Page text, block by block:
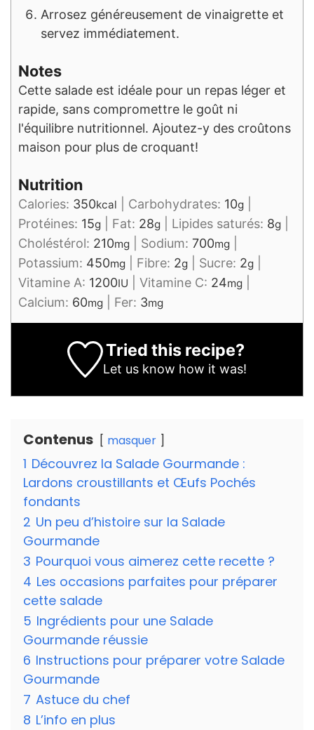
Arrosez généreusement de vinaigrette et
servez immédiatement.
Notes
Cette salade est idéale pour un repas léger et
rapide, sans compromettre le goût ni
l'équilibre nutritionnel. Ajoutez-y des croûtons
maison pour plus de croquant!
Nutrition
Calories: 350kcal Carbohydrates: 10g
Protéines: 15g Fat: 28g Lipides saturés: 8g
Choléstérol: 210mg Sodium: 700mg
Potassium: 450mg Fibre: 2g Sucre: 2g
Vitamine A: 1200IU Vitamine C: 24mg
Calcium: 60mg Fer: 3mg
Tried this recipe?
Let us know how it was!
Contenus masquer
1 Découvrez la Salade Gourmande :
Lardons croustillants et Œufs Pochés
fondants
2 Un peu d’histoire sur la Salade
Gourmande
3 Pourquoi vous aimerez cette recette ?
4 Les occasions parfaites pour préparer
cette salade
5 Ingrédients pour une Salade
Gourmande réussie
6 Instructions pour préparer votre Salade
Gourmande
7 Astuce du chef
8 L’info en plus